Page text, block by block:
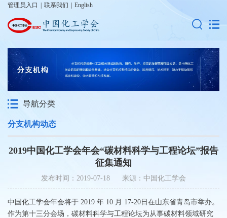
管理员入口 联系我们 English
导航分类
分支机构动态
2019中国化工学会年会“碳材料科学与工程论坛”报告
征集通知
发布时间：2019-07-18 来源：中国化工学会
中国化工学会年会将于 2019 年 10 月 17-20日在山东省青岛市举办。
作为第十三分会场，碳材料科学与工程论坛为从事碳材料领域研究